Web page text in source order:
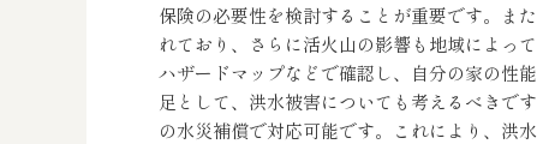
保険の必要性を検討することが重要です。ま
れており、さらに活火山の影響も地域によっ
ハザードマップなどで確認し、自分の家の性
足として、洪水被害についても考えるべきで
の水災補償で対応可能です。これにより、洪